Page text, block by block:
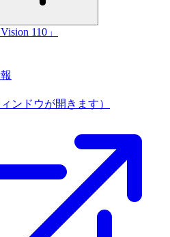
110」
ィンドウが開きます）